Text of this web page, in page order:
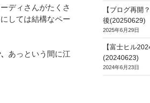
ディさんがたくさ
しては結構なペー
あっという間に江
【ブログ再開
後(20250629)
2025年6月29日
【富士ヒル
(20240623)
2024年6月23日